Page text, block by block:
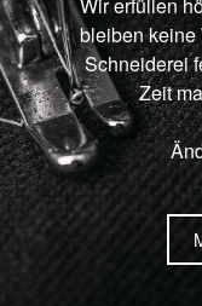
bleiben keine
Schneiderei
Zeit